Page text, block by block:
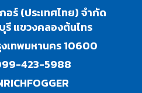
อร์ (ประเทศไทย) จำกัด
รี แขวงคลองต้นไทร
เทพมหานคร 10600
423-5988